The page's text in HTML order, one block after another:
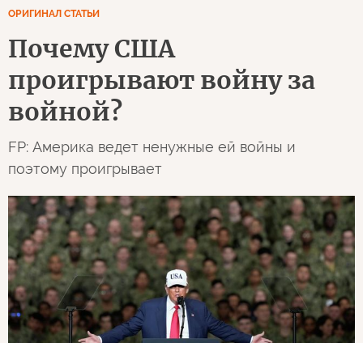
ОРИГИНАЛ СТАТЬИ
Почему США
проигрывают войну за
войной?
FP: Америка ведет ненужные ей войны и
поэтому проигрывает